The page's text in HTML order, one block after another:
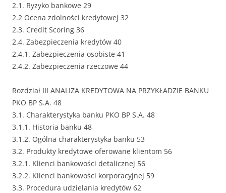
2.1. Ryzyko bankowe 29
2.2 Ocena zdolności kredytowej 32
2.3. Credit Scoring 36
2.4. Zabezpieczenia kredytów 40
2.4.1. Zabezpieczenia osobiste 41
2.4.2. Zabezpieczenia rzeczowe 44
Rozdział III ANALIZA KREDYTOWA NA PRZYKŁADZIE BANKU
PKO BP S.A. 48
3.1. Charakterystyka banku PKO BP S.A. 48
3.1.1. Historia banku 48
3.1.2. Ogólna charakterystyka banku 53
3.2. Produkty kredytowe oferowane klientom 56
3.2.1. Klienci bankowości detalicznej 56
3.2.2. Klienci bankowości korporacyjnej 59
3.3. Procedura udzielania kredytów 62